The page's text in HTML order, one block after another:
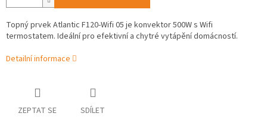
Topný prvek Atlantic F120-Wifi 05 je konvektor 500W s Wifi
termostatem. Ideální pro efektivní a chytré vytápění domácností.
Detailní informace
ZEPTAT SE SDÍLET